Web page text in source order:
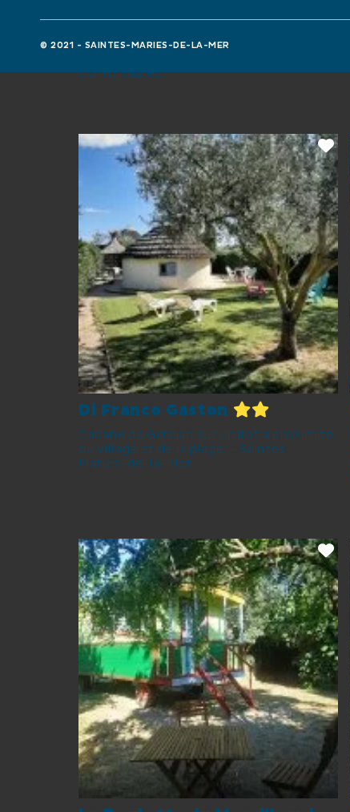
Face à l'étang des Launes, le Sylvalou est
composant d'une véritable cabane de
confortables.
Di Franco Gaston
Cabane de Gardian sur un îlot a proximité
du village et de la plage. - Saintes-
Maries-de-la-Mer
© 2021 - SAINTES-MARIES-DE-LA-MER